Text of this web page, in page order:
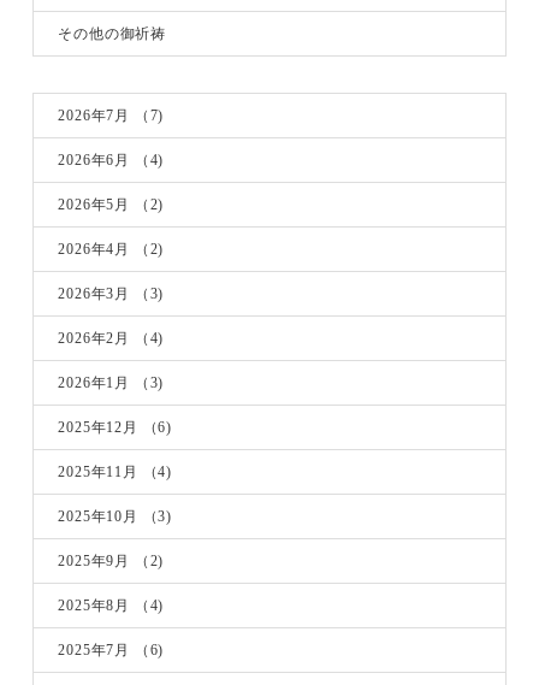
その他の御祈祷
2026年7月 （7)
2026年6月 （4)
2026年5月 （2)
2026年4月 （2)
2026年3月 （3)
2026年2月 （4)
2026年1月 （3)
2025年12月 （6)
2025年11月 （4)
2025年10月 （3)
2025年9月 （2)
2025年8月 （4)
2025年7月 （6)